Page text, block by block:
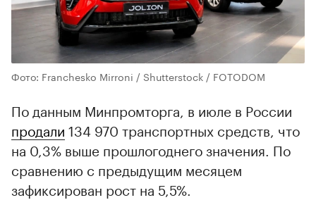
Фото: Franchesko Mirroni / Shutterstock / FOTODOM
По данным Минпромторга, в июле в России
продали 134 970 транспортных средств, что
на 0,3% выше прошлогоднего значения. По
сравнению с предыдущим месяцем
зафиксирован рост на 5,5%.